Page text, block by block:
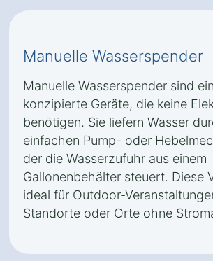
Manuelle Wasserspender
Manuelle Wasserspender sind
konzipierte Geräte, die keine
benötigen. Sie liefern Wasser
einfachen Pump- oder
der die Wasserzufuhr aus einem
Gallonenbehälter steuert. Diese
ideal für Outdoor-
Standorte oder Orte ohne